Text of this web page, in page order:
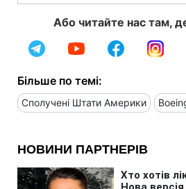
Або читайте нас там,
Більше по темі:
Сполучені Штати Америки